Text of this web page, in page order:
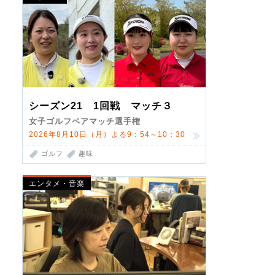
シーズン21 1回戦 マッチ３
女子ゴルフペアマッチ選手権
2026年8月10日（月）よる9：54～10：30
ゴルフ 趣味
エンタメ・音楽